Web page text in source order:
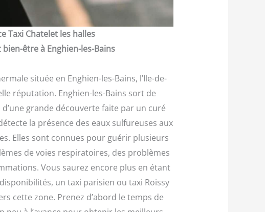
Taxi Chatelet les halles
être à Enghien-les-Bains
située en Enghien-les-Bains, l’Ile-de-
réputation. Enghien-les-Bains sort de
d’une grande découverte faite par un curé
la présence des eaux sulfureuses aux
Elles sont connues pour guérir plusieurs
de voies respiratoires, des problèmes
Vous saurez encore plus en étant
un taxi parisien ou taxi Roissy
cette zone. Prenez d’abord le temps de